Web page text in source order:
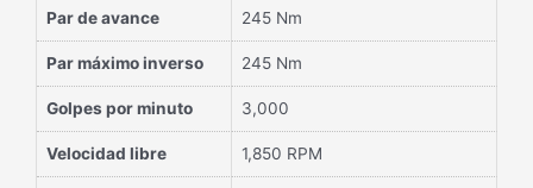
Par de avance 245 Nm
Par máximo inverso 245 Nm
Golpes por minuto 3,000
Velocidad libre 1,850 RPM